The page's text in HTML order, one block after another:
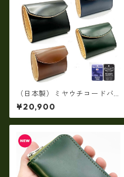
（日本製）ミヤウチコードバ
ン・フラップミニウォレッ
ト 馬革 TC-002HG
¥20,900